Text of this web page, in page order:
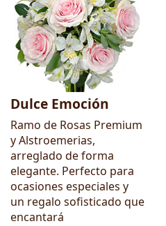
Dulce Emoción
Ramo de Rosas Premium
y Alstroemerias,
arreglado de forma
elegante. Perfecto para
ocasiones especiales y
un regalo sofisticado que
encantará